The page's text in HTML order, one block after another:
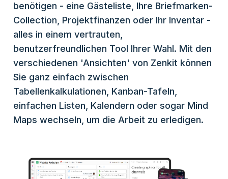
benötigen - eine Gästeliste, Ihre Briefmarken-
Collection, Projektfinanzen oder Ihr Inventar -
alles in einem vertrauten,
benutzerfreundlichen Tool Ihrer Wahl. Mit den
verschiedenen 'Ansichten' von Zenkit können
Sie ganz einfach zwischen
Tabellenkalkulationen, Kanban-Tafeln,
einfachen Listen, Kalendern oder sogar Mind
Maps wechseln, um die Arbeit zu erledigen.